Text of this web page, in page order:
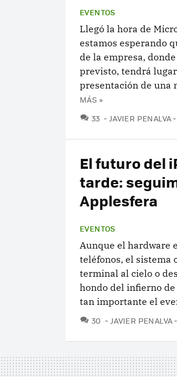
EVENTOS
Llegó la hora de
estamos esperando
de la empresa,
previsto, tendrá
presentación de una
MÁS »
33 COMENTARIOS
JAVIER PENALVA
El futuro del
tarde:
Applesfera
EVENTOS
Aunque el hardware
teléfonos, el sistema
terminal al cielo o
hondo del infierno
tan importante el
30 COMENTARIOS
JAVIER PENALVA